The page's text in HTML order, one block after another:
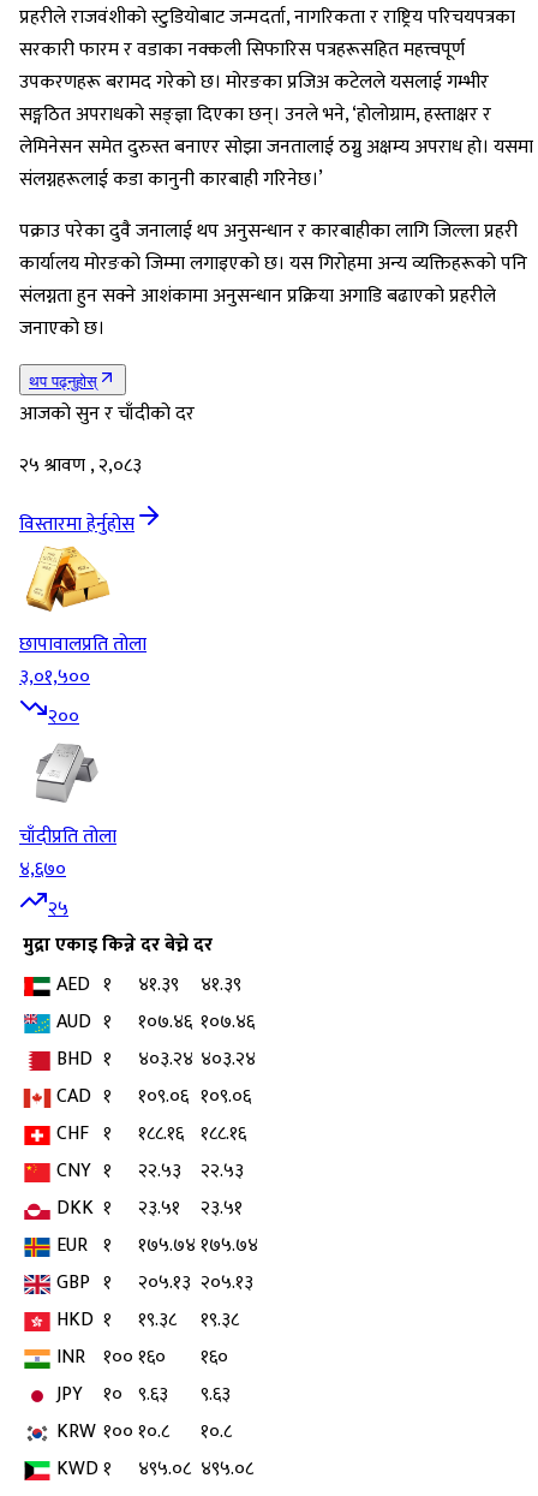
प्रहरीले राजवंशीको स्टुडियोबाट जन्मदर्ता, नागरिकता र राष्ट्रिय परिचयपत्रका
सरकारी फारम र वडाका नक्कली सिफारिस पत्रहरूसहित महत्त्वपूर्ण
उपकरणहरू बरामद गरेको छ। मोरङका प्रजिअ कटेलले यसलाई गम्भीर
सङ्गठित अपराधको सङ्ज्ञा दिएका छन्। उनले भने, ‘होलोग्राम, हस्ताक्षर र
लेमिनेसन समेत दुरुस्त बनाएर सोझा जनतालाई ठग्नु अक्षम्य अपराध हो। यसमा
संलग्नहरूलाई कडा कानुनी कारबाही गरिनेछ।’
पक्राउ परेका दुवै जनालाई थप अनुसन्धान र कारबाहीका लागि जिल्ला प्रहरी
कार्यालय मोरङको जिम्मा लगाइएको छ। यस गिरोहमा अन्य व्यक्तिहरूको पनि
संलग्नता हुन सक्ने आशंकामा अनुसन्धान प्रक्रिया अगाडि बढाएको प्रहरीले
जनाएको छ।
थप पढ्नुहोस्
आजको सुन र चाँदीको दर
२५ श्रावण , २,०८३
विस्तारमा हेर्नुहोस
छापावालप्रति तोला
३,०१,५००
२००
चाँदीप्रति तोला
४,६७०
२५
मुद्राएकाइकिन्ने दरबेच्ने दर
AED १ ४१.३९
४१.३९
AUD १ १०७.४६ १०७.४६
BHD १ ४०३.२४ ४०३.२४
CAD १ १०९.०६ १०९.०६
CHF १ १८८.१६ १८८.१६
CNY १ २२.५३
२२.५३
DKK १ २३.५१
२३.५१
EUR १ १७५.७४१७५.७४
GBP १ २०५.१३ २०५.१३
HKD १ १९.३८
१९.३८
INR १००१६०
१६०
JPY
१० ९.६३
९.६३
KRW १००१०.८
१०.८
KWD१ ४९५.०८ ४९५.०८